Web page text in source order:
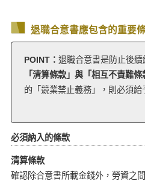
退職合意書應包含的重要
POINT：退職合意書是防止後
「清算條款」與「相互不責難
的「競業禁止義務」，則必須給
必須納入的條款
清算條款
確認除合意書所載金錢外，勞資之